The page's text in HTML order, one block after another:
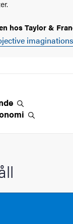
hos Taylor &